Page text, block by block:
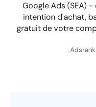
Google Ads (SEA)
intention d'achat,
gratuit de votre
Adsrank